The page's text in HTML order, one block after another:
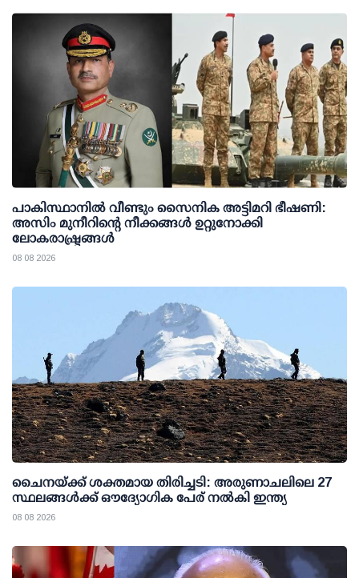
പാകിസ്ഥാനില്‍ വീണ്ടും സൈനിക അട്ടിമറി ഭീഷണി:
അസിം മുനീറിന്റെ നീക്കങ്ങള്‍ ഉറ്റുനോക്കി
ലോകരാഷ്ട്രങ്ങള്‍
08 08 2026
ചൈനയ്ക്ക് ശക്തമായ തിരിച്ചടി: അരുണാചലിലെ 27
സ്ഥലങ്ങള്‍ക്ക് ഔദ്യോഗിക പേര് നല്‍കി ഇന്ത്യ
08 08 2026